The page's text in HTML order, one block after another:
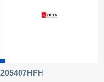
205407HFH